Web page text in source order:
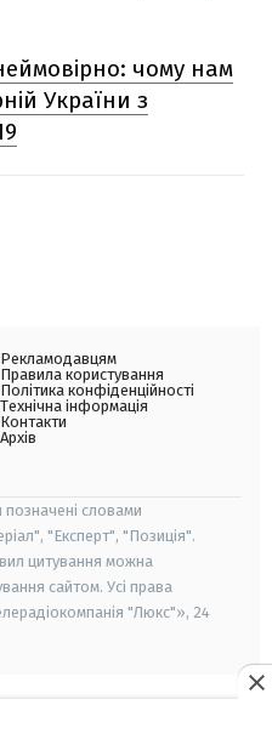
чому нам
України з
Рекламодавцям
Правила користування
Політика конфіденційності
Технічна інформація
Контакти
Архів
позначені словами
"Експерт", "Позиція".
цитування можна
сайтом. Усі права
"Люкс"», 24